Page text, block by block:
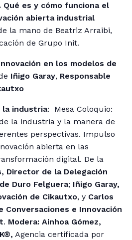
Qué es y cómo funciona el
abierta industrial
la mano de Beatriz Arraibi,
de Grupo Init.
en los modelos de
Iñigo Garay, Responsable
la industria: Mesa Coloquio:
la industria y la manera de
perspectivas. Impulso
abierta en las
digital. De la
Director de la Delegación
Duro Felguera; Iñigo Garay,
de Cikautxo, y Carlos
Conversaciones e Innovación
. Modera: Ainhoa Gómez,
®, Agencia certificada por